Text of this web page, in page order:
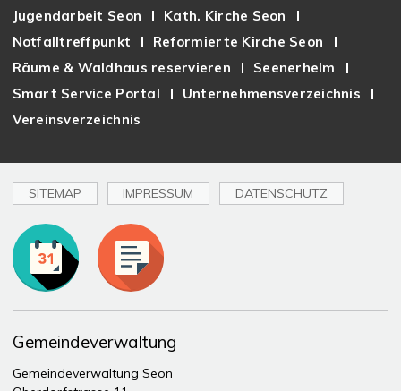
Jugendarbeit Seon
Kath. Kirche Seon
Notfalltreffpunkt
Reformierte Kirche Seon
Räume & Waldhaus reservieren
Seenerhelm
Smart Service Portal
Unternehmensverzeichnis
Vereinsverzeichnis
SITEMAP IMPRESSUM DATENSCHUTZ
Toplinks
Gemeindeverwaltung
Gemeindeverwaltung Seon